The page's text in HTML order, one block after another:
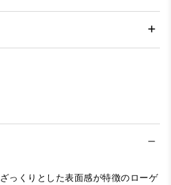
ざっくりとした表面感が特徴のローゲ